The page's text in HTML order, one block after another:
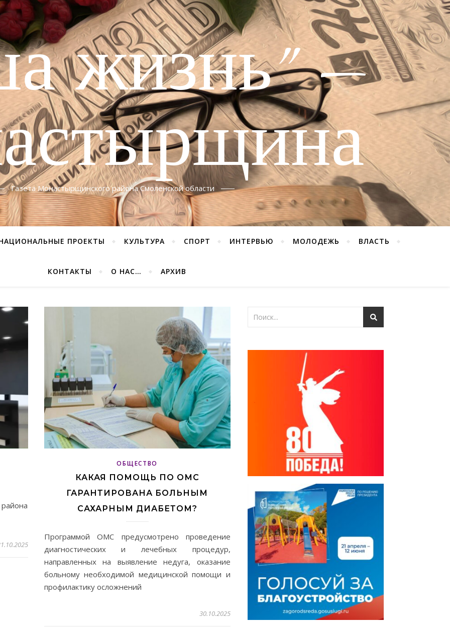
жизнь" —
Газета Монастырщинского района Смоленской области
ПРОЕКТЫ КУЛЬТУРА СПОРТ ИНТЕРВЬЮ МОЛОДЕЖЬ ВЛАСТЬ
КОНТАКТЫ О НАС… АРХИВ
ОБЩЕСТВО
КАКАЯ ПОМОЩЬ ПО ОМС
ГАРАНТИРОВАНА БОЛЬНЫМ
САХАРНЫМ ДИАБЕТОМ?
Программой ОМС предусмотрено проведение
диагностических и лечебных процедур,
направленных на выявление недуга, оказание
больному необходимой медицинской помощи и
профилактику осложнений
30.10.2025